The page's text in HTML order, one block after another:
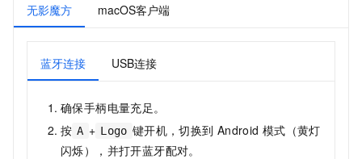
无影魔方 macOS客户端
蓝牙连接 USB连接
确保手柄电量充足。
按 A + Logo 键开机，切换到 Android 模式（黄灯
闪烁），并打开蓝牙配对。